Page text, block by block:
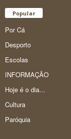
Popular
Por Cá
Desporto
Escolas
INFORMAÇÃO
Hoje é o dia...
Cultura
Paróquia